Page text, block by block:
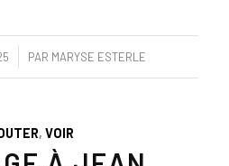
PAR MARYSE ESTERLE
, VOIR